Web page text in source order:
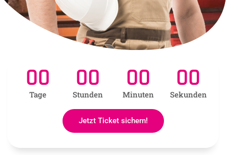
00
Tage
00
Stunden
00
Minuten
00
Sekunden
Jetzt Ticket sichern!